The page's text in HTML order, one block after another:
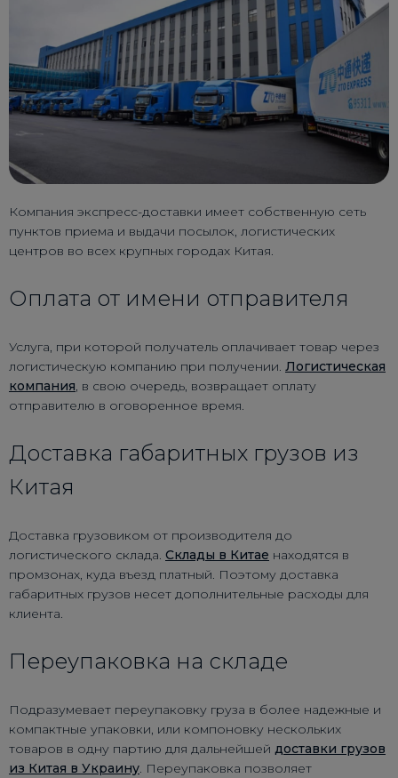
Компания экспресс-доставки имеет собственную сеть
пунктов приема и выдачи посылок, логистических
центров во всех крупных городах Китая.
Оплата от имени отправителя
Услуга, при которой получатель оплачивает товар через
логистическую компанию при получении. Логистическая
компания , в свою очередь, возвращает оплату
отправителю в оговоренное время.
Доставка габаритных грузов из
Китая
Доставка грузовиком от производителя до
логистического склада. Склады в Китае находятся в
промзонах, куда въезд платный. Поэтому доставка
габаритных грузов несет дополнительные расходы для
клиента.
Переупаковка на складе
Подразумевает переупаковку груза в более надежные и
компактные упаковки, или компоновку нескольких
товаров в одну партию для дальнейшей доставки грузов
из Китая в Украину . Переупаковка позволяет